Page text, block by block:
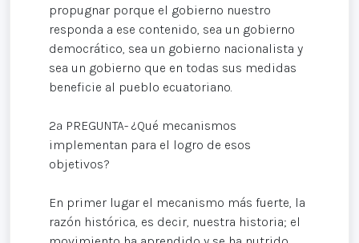
propugnar porque el gobierno nuestro
responda a ese contenido, sea un gobierno
democrático, sea un gobierno nacionalista y
sea un gobierno que en todas sus medidas
beneficie al pueblo ecuatoriano.
2ª PREGUNTA- ¿Qué mecanismos
implementan para el logro de esos
objetivos?
En primer lugar el mecanismo más fuerte, la
razón histórica, es decir, nuestra historia; el